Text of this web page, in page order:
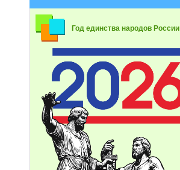
Год единства народов России